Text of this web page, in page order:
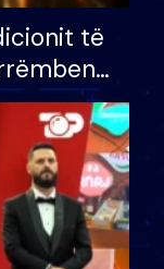
të
eurosh